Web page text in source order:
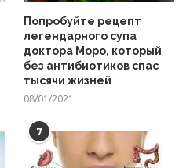
Попробуйте рецепт
легендарного супа
доктора Моро, который
без антибиотиков спас
тысячи жизней
08/01/2021
7